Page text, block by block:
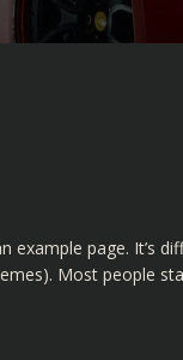
example page. It’s
Most people